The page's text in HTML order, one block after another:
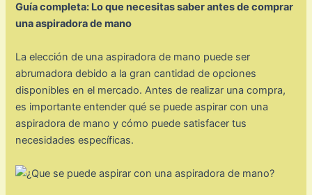
Guía completa: Lo que necesitas saber antes de comprar
una aspiradora de mano
La elección de una aspiradora de mano puede ser
abrumadora debido a la gran cantidad de opciones
disponibles en el mercado. Antes de realizar una compra,
es importante entender qué se puede aspirar con una
aspiradora de mano y cómo puede satisfacer tus
necesidades específicas.